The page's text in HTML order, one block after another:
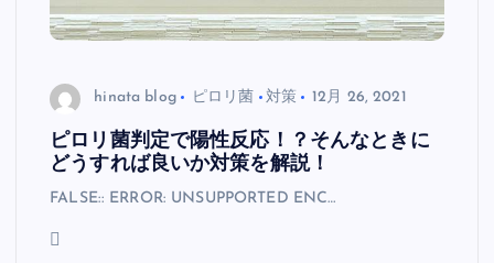
hinata blog ピロリ菌 対策 12月 26, 2021
ピロリ菌判定で陽性反応！？そんなときに
どうすれば良いか対策を解説！
FALSE:: ERROR: UNSUPPORTED ENC…